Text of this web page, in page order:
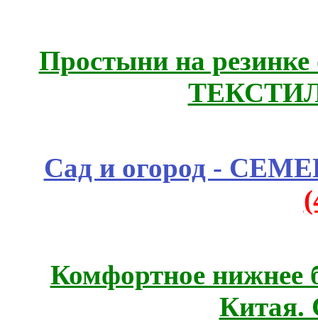
Простыни на
Сад и огород -
Комфортное нижнее
Китая.